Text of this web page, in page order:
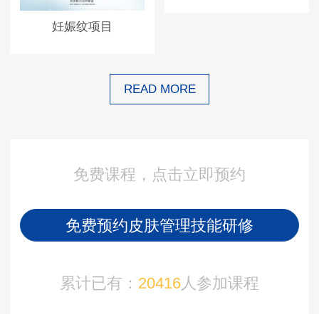
妊娠纹项目
READ MORE
免费课程，点击立即预约
免费预约皮肤管理技能研修
累计已有： 20416人参加课程